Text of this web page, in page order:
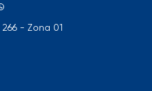
- Zona 01